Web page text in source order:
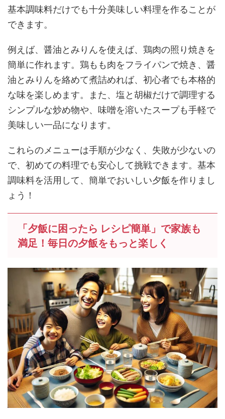
基本調味料だけでも十分美味しい料理を作ることが
できます。
例えば、醤油とみりんを使えば、鶏肉の照り焼きを
簡単に作れます。鶏もも肉をフライパンで焼き、醤
油とみりんを絡めて煮詰めれば、初心者でも本格的
な味を楽しめます。また、塩と胡椒だけで調理する
シンプルな炒め物や、味噌を溶いたスープも手軽で
美味しい一品になります。
これらのメニューは手順が少なく、失敗が少ないの
で、初めての料理でも安心して挑戦できます。基本
調味料を活用して、簡単でおいしい夕飯を作りまし
ょう！
「夕飯に困ったら レシピ簡単」で家族も
満足！毎日の夕飯をもっと楽しく